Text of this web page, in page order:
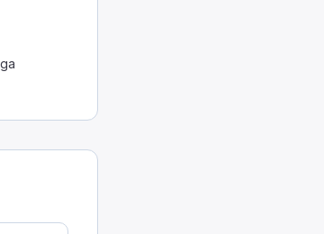
kerak. Yani oldingizdagi
soatiga 5 mil pastroq haydash.